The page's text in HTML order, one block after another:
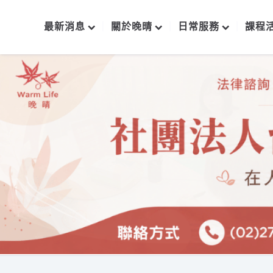
最新消息 關於晚晴 日常服務 課程